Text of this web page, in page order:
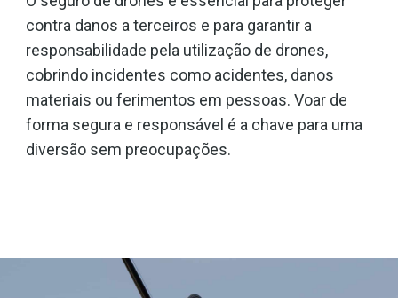
contra danos a terceiros e para garantir a
responsabilidade pela utilização de drones,
cobrindo incidentes como acidentes, danos
materiais ou ferimentos em pessoas. Voar de
forma segura e responsável é a chave para uma
diversão sem preocupações.